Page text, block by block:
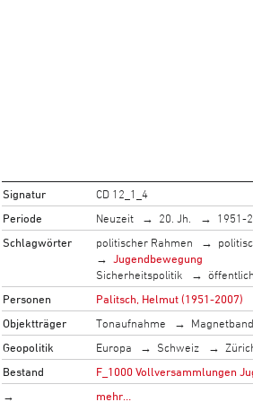
Signatur
CD 12_1_4
Periode
Neuzeit 20. Jh. 1951-
Schlagwörter
politischer Rahmen
Jugendbewegung
Sicherheitspolitik
Personen
Palitsch, Helmut (1951-2007)
Objektträger
Tonaufnahme Magnetband
Geopolitik
Europa Schweiz
Bestand
F_1000 Vollversammlungen
→
mehr…